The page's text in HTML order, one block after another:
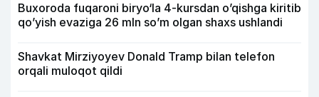
Buxoroda fuqaroni biryo‘la 4-kursdan o’qishga kiritib
qo’yish evaziga 26 mln so’m olgan shaxs ushlandi
Shavkat Mirziyoyev Donald Tramp bilan telefon
orqali muloqot qildi